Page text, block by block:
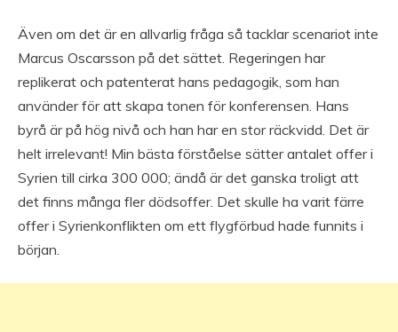
Även om det är en allvarlig fråga så tacklar scenariot inte
Marcus Oscarsson på det sättet. Regeringen har
replikerat och patenterat hans pedagogik, som han
använder för att skapa tonen för konferensen. Hans
byrå är på hög nivå och han har en stor räckvidd. Det är
helt irrelevant! Min bästa förståelse sätter antalet offer i
Syrien till cirka 300 000; ändå är det ganska troligt att
det finns många fler dödsoffer. Det skulle ha varit färre
offer i Syrienkonflikten om ett flygförbud hade funnits i
början.